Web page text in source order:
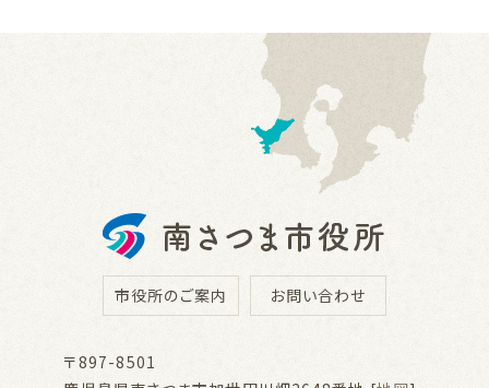
市役所のご案内 お問い合わせ
〒897-8501